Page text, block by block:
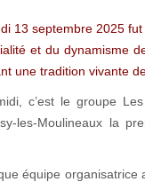
13 septembre 2025
et du dynamisme
une tradition vivante
midi, c’est le groupe
les-Moulineaux la
équipe organisatrice